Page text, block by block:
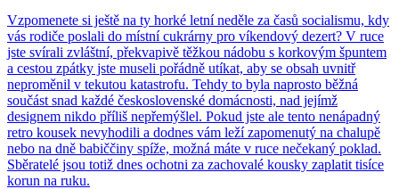
Vzpomenete si ještě na ty horké letní neděle za časů socialismu, kdy
vás rodiče poslali do místní cukrárny pro víkendový dezert? V ruce
jste svírali zvláštní, překvapivě těžkou nádobu s korkovým špuntem
a cestou zpátky jste museli pořádně utíkat, aby se obsah uvnitř
neproměnil v tekutou katastrofu. Tehdy to byla naprosto běžná
součást snad každé československé domácnosti, nad jejímž
designem nikdo příliš nepřemýšlel. Pokud jste ale tento nenápadný
retro kousek nevyhodili a dodnes vám leží zapomenutý na chalupě
nebo na dně babiččiny spíže, možná máte v ruce nečekaný poklad.
Sběratelé jsou totiž dnes ochotni za zachovalé kousky zaplatit tisíce
korun na ruku.